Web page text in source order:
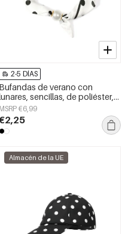
2-5 DÍAS
Bufandas de verano con
sencillas, de poliéster,
accesorios para el día a día.
MSRP €6,99
Almacén de la UE